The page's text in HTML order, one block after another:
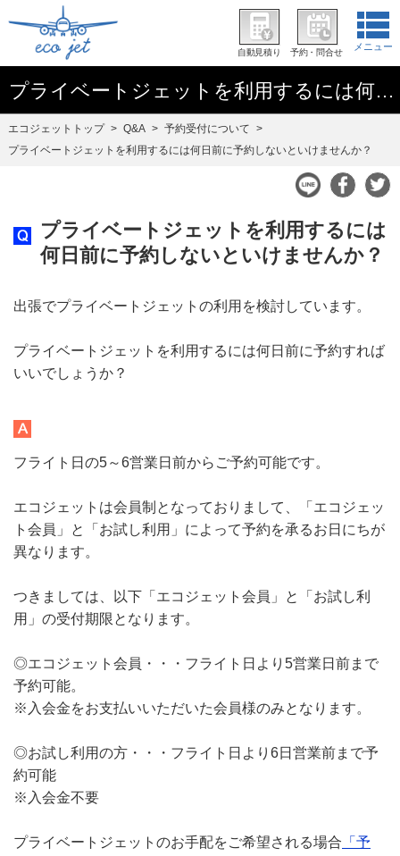
メニュー
予約・問合せ
自動見積り
プライベートジェットを利用するには何日前に予約しないといけませんか？
エコジェットトップ Q&A
予約受付について
プライベートジェットを利用するには何日前に予約しないといけませんか？
プライベートジェットを利用するには
何日前に予約しないといけませんか？
出張でプライベートジェットの利用を検討しています。
プライベートジェットを利用するには何日前に予約すれば
いいでしょうか？
フライト日の5～6営業日前からご予約可能です。
エコジェットは会員制となっておりまして、「エコジェッ
ト会員」と「お試し利用」によって予約を承るお日にちが
異なります。
つきましては、以下「エコジェット会員」と「お試し利
用」の受付期限となります。
◎エコジェット会員・・・フライト日より5営業日前まで
予約可能。
※入会金をお支払いいただいた会員様のみとなります。
◎お試し利用の方・・・フライト日より6日営業前まで予
約可能
※入会金不要
プライベートジェットのお手配をご希望される場合 「予